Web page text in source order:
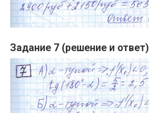
Задание 7 (решение и ответ)